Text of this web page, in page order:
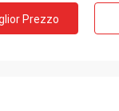
Prezzo